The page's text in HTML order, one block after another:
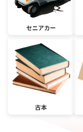
セニアカー
古本